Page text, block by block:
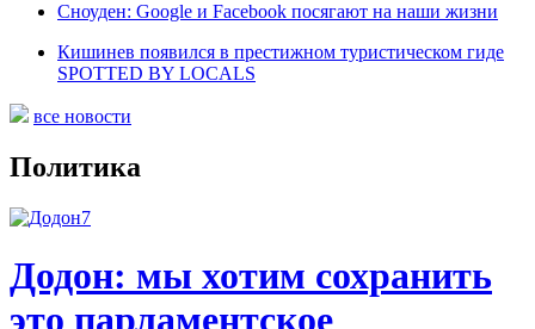
Сноуден: Google и Facebook посягают на наши жизни
Кишинев появился в престижном туристическом гиде
SPOTTED BY LOCALS
все новости
Политика
Додон: мы хотим сохранить
это парламентское